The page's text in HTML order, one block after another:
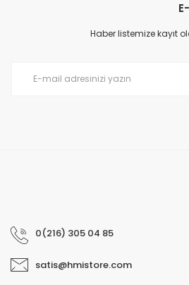
Ürün resmi kalitesiz, bozuk veya
Ürün açıklamasında eksik bilgiler
Haber listemize kayıt
0(216) 305 04 85
satis@hmistore.com